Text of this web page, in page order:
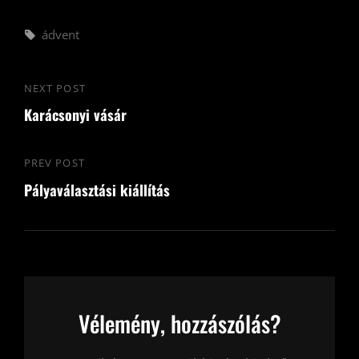
Tags,
ádvent
Bejegyzés
navigáció
Previous
Post
PREV POST
Pályaválasztási kiállítás
Next
Post
NEXT POST
Karácsonyi vásár
Vélemény, hozzászólás?